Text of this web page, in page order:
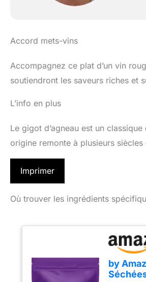
Accord mets-vins
Accompagnez ce plat d’un vin
soutiendront les saveurs riches et
L’info en plus
Le gigot d’agneau est un
origine remonte à plusieurs
Imprimer
Où trouver les ingrédients
by